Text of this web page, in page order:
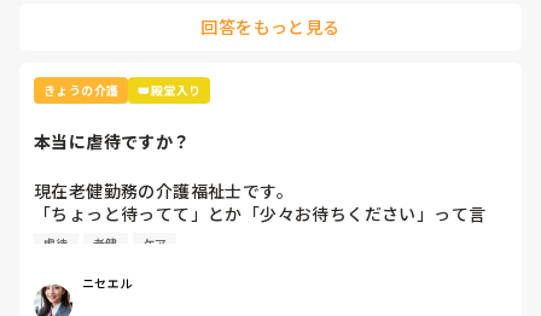
回答をもっと見る
きょうの介護 👑殿堂入り
本当に虐待ですか？
現在老健勤務の介護福祉士です。
「ちょっと待ってて」とか「少々お待ちください」って言
葉、よく使いませんか？私の施設ではこの言葉は「利用者本
つまり虐待と同じ枠組みです。
そんなに悪い言葉ですか？むしろ必要な言葉だと思うのです
虐待 老健 ケア
ニセエル